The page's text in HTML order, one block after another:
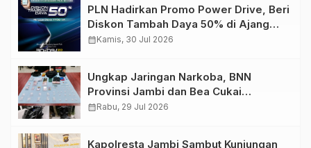
PLN Hadirkan Promo Power Drive, Beri
Diskon Tambah Daya 50% di Ajang
GIIAS 2026
calendar_monthKamis, 30 Jul 2026
Ungkap Jaringan Narkoba, BNN
Provinsi Jambi dan Bea Cukai
Amankan Sembilan Pelaku beserta
calendar_monthRabu, 29 Jul 2026
Kapolresta Jambi Sambut Kunjungan